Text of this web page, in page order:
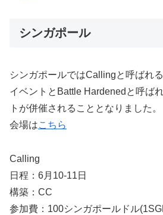
シンガポール
シンガポールではCallingと呼ばれ
イベントとBattle Hardenedと呼ば
トが併催されることとなりました。
会場はこちら
Calling
日程：6月10-11日
構築：CC
参加費：100シンガポールドル